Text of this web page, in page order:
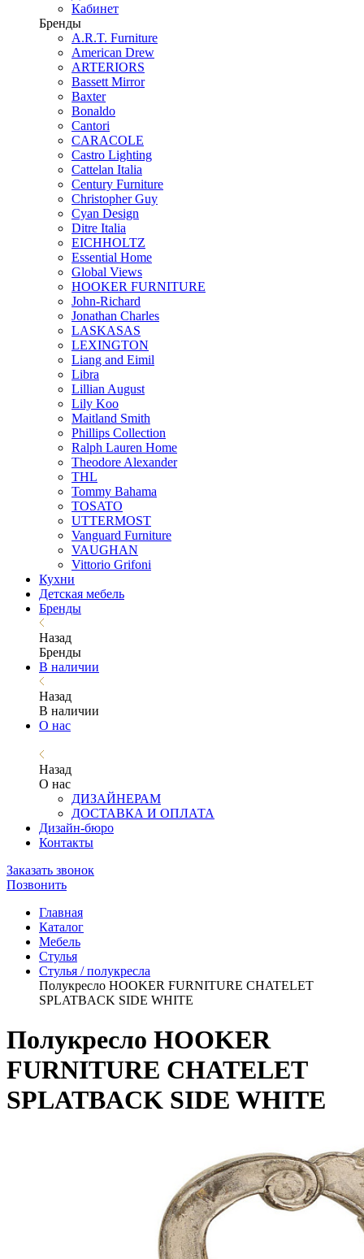
Кабинет
Бренды
A.R.T. Furniture
American Drew
ARTERIORS
Bassett Mirror
Baxter
Bonaldo
Cantori
CARACOLE
Castro Lighting
Cattelan Italia
Century Furniture
Christopher Guy
Cyan Design
Ditre Italia
EICHHOLTZ
Essential Home
Global Views
HOOKER FURNITURE
John-Richard
Jonathan Charles
LASKASAS
LEXINGTON
Liang and Eimil
Libra
Lillian August
Lily Koo
Maitland Smith
Phillips Collection
Ralph Lauren Home
Theodore Alexander
THL
Tommy Bahama
TOSATO
UTTERMOST
Vanguard Furniture
VAUGHAN
Vittorio Grifoni
Кухни
Детская мебель
Бренды
Назад
Бренды
В наличии
Назад
В наличии
О нас
Назад
О нас
ДИЗАЙНЕРАМ
ДОСТАВКА И ОПЛАТА
Дизайн-бюро
Контакты
Заказать звонок
Позвонить
Главная
Каталог
Мебель
Стулья
Стулья / полукресла
Полукресло HOOKER FURNITURE CHATELET
SPLATBACK SIDE WHITE
Полукресло HOOKER
FURNITURE CHATELET
SPLATBACK SIDE WHITE